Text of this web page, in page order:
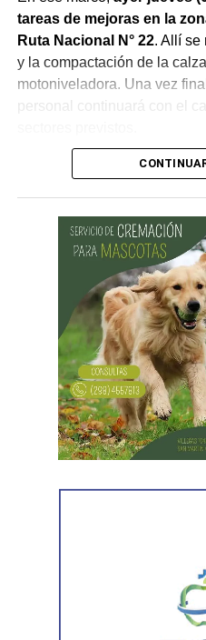
tareas de mejoras en la
Ruta Nacional N° 22. Allí se
y la compactación de la
motoniveladora. Una vez
personal continuará con el
Desde Vialidad Nacional
próximas semanas, el
reforzado con dos nuevas
camiones bacheadores, lo
el ritmo de ejecución y
mantenimiento en
Por otra parte, el organismo
sectores más deteriorados y